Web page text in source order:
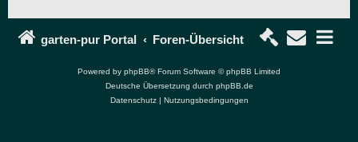
garten-pur Portal Foren-Übersicht
Powered by phpBB® Forum Software © phpBB Limited
Deutsche Übersetzung durch phpBB.de
Datenschutz| Nutzungsbedingungen